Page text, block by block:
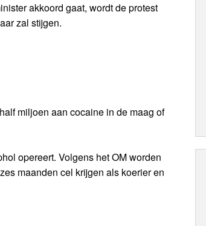
akkoord gaat, wordt de protest
zal stijgen.
miljoen aan cocaine in de maag of
opereert. Volgens het OM worden
maanden cel krijgen als koerier en